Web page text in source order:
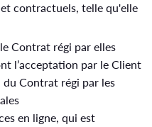
contractuels, telle qu'elle
Contrat régi par elles
l’acceptation par le Client
Contrat régi par les
en ligne, qui est